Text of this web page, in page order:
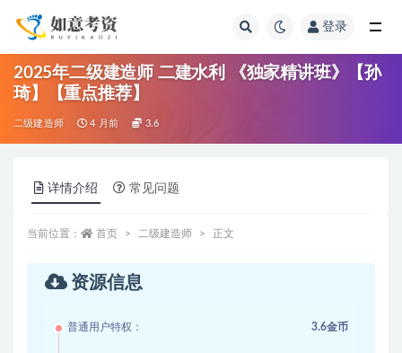
登录
2025年二级建造师 二建水利 《独家精讲班》【孙
琦】【重点推荐】
二级建造师 4 月前 3.6
详情介绍 常见问题
当前位置： 首页 二级建造师 正文
资源信息
普通用户特权： 3.6金币